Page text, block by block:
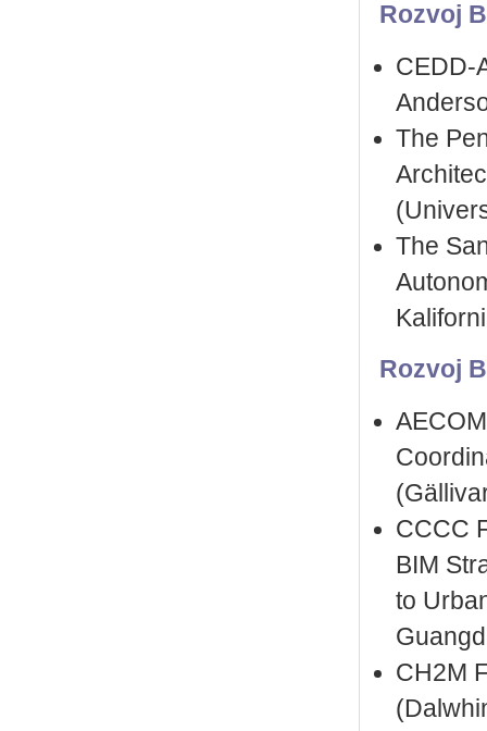
Rozvoj
CEDD-
The
The
Rozvoj
CCCC
BIM
to
CH2M